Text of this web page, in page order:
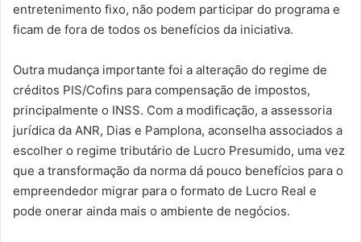
entretenimento fixo, não podem participar do programa e
ficam de fora de todos os benefícios da iniciativa.
Outra mudança importante foi a alteração do regime de
créditos PIS/Cofins para compensação de impostos,
principalmente o INSS. Com a modificação, a assessoria
jurídica da ANR, Dias e Pamplona, aconselha associados a
escolher o regime tributário de Lucro Presumido, uma vez
que a transformação da norma dá pouco benefícios para o
empreendedor migrar para o formato de Lucro Real e
pode onerar ainda mais o ambiente de negócios.